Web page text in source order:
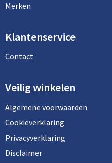
Merken
Klantenservice
Contact
Veilig winkelen
Algemene voorwaarden
Cookieverklaring
Privacyverklaring
Disclaimer